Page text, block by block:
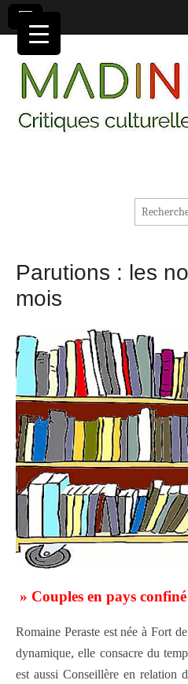
Parutions : les
mois
» Couples en pays
Romaine Peraste est née à Fort
dynamique, elle consacre du
est aussi Conseillère en relation